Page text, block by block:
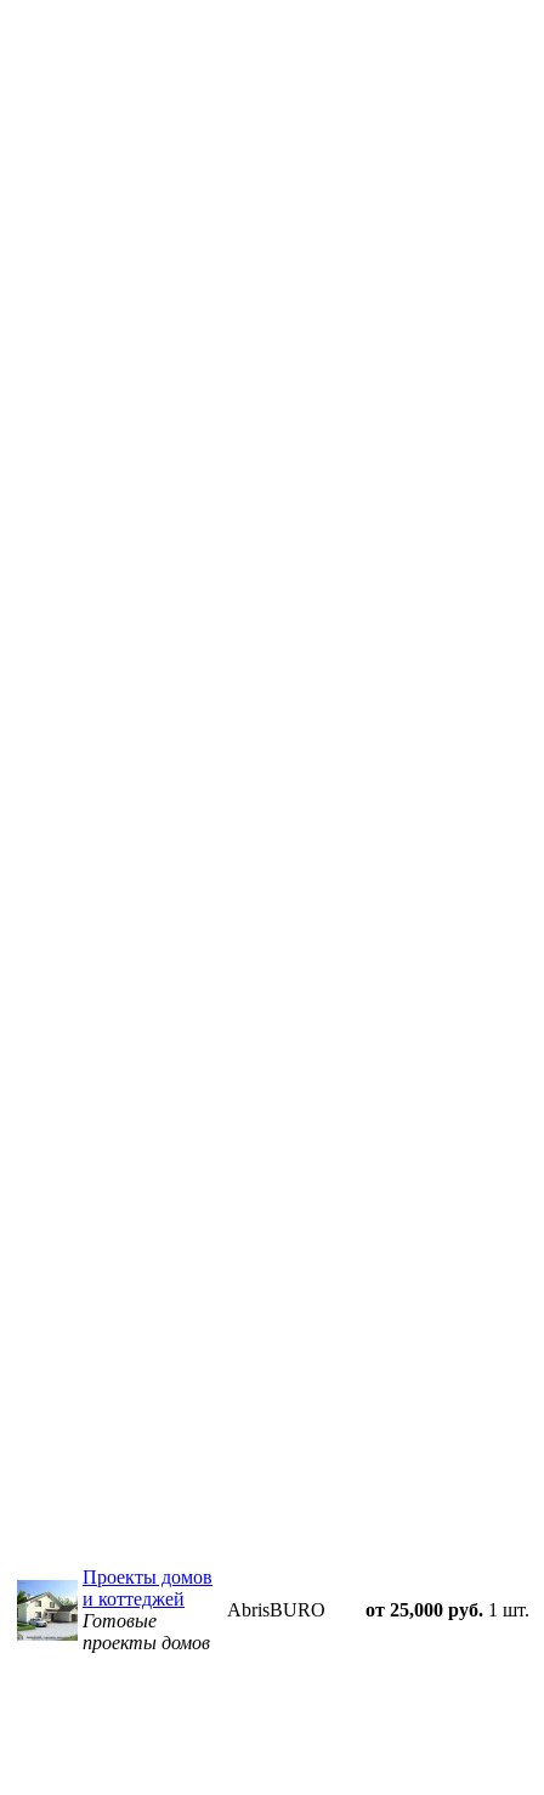
Проекты домов
и коттеджей
Готовые
проекты домов
AbrisBURO от 25,000 руб. 1 шт.